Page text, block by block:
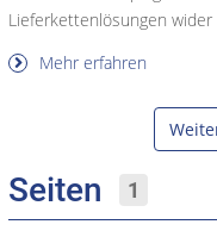
Lieferkettenlösungen wider
Mehr erfahren
Seiten 1